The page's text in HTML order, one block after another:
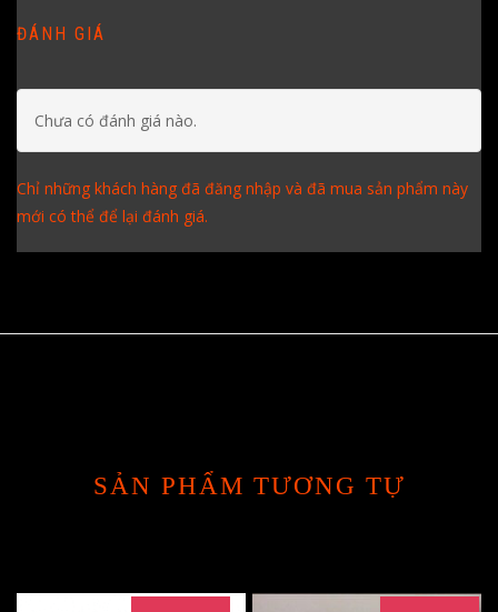
ĐÁNH GIÁ
Chưa có đánh giá nào.
Chỉ những khách hàng đã đăng nhập và đã mua sản phẩm này
mới có thể để lại đánh giá.
SẢN PHẨM TƯƠNG TỰ